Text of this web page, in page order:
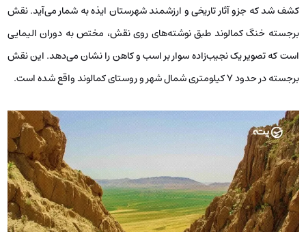
کشف شد که جزو آثار تاریخی و ارزشمند شهرستان ایذه به شمار می‌آید. نقش
برجسته خنگ کمالوند طبق نوشته‌های روی نقش، مختص به دوران الیمایی
است که تصویر یک نجیب‌زاده سوار بر اسب و کاهن را نشان می‌دهد. این نقش
برجسته در حدود 7 کیلومتری شمال شهر و روستای کمالوند واقع شده است.